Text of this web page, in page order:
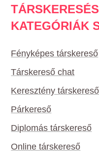
KATEGÓRIÁK
Fényképes társkereső
Társkereső chat
Keresztény társkereső
Párkereső
Diplomás társkereső
Online társkereső